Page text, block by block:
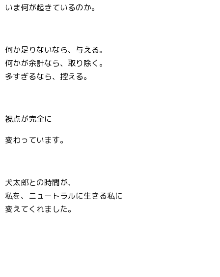
いま何が起きているのか。
何か足りないなら、与える。
何かが余計なら、取り除く。
多すぎるなら、控える。
視点が完全に
変わっています。
犬太郎との時間が、
私を、ニュートラルに生きる私に
変えてくれました。